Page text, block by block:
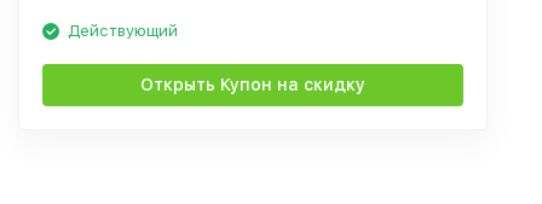
Действующий
Открыть Купон на скидку